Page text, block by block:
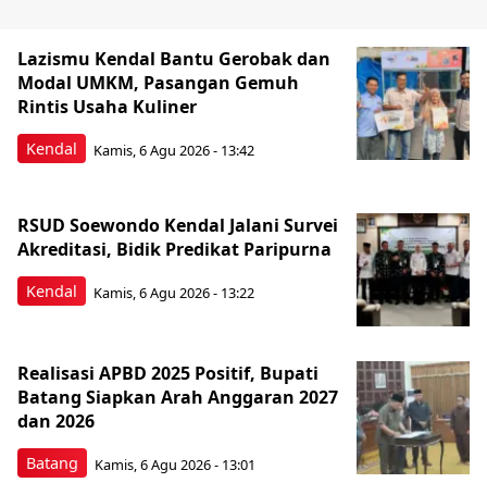
Kendal
Lazismu Kendal Bantu Gerobak dan
Modal UMKM, Pasangan Gemuh
Rintis Usaha Kuliner
Kamis, 6 Agu 2026 - 13:42
Kendal
RSUD Soewondo Kendal Jalani Survei
Akreditasi, Bidik Predikat Paripurna
Kamis, 6 Agu 2026 - 13:22
Batang
Realisasi APBD 2025 Positif, Bupati
Batang Siapkan Arah Anggaran 2027
dan 2026
Kamis, 6 Agu 2026 - 13:01